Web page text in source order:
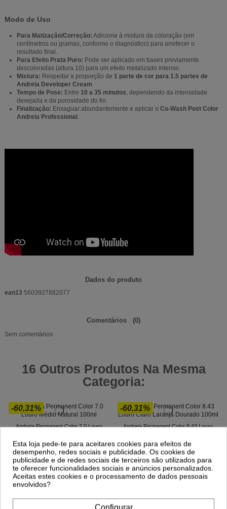
Modo de Uso
Para Matização/Correção: Adicione à mistura da coloração (em
centímetros ou gramas, conforme o diagnóstico) para arrefecer o
resultado final.
Para Efeito Prata Puro: Pode ser aplicado em bases previamente
descoloradas (altura 10) para um efeito metalizado intenso.
Mistura: Respeitar a proporção de 1 parte de cor para 1.5 partes de
Andreia Developer Cream.
Tempo de Pose: Entre 10 a 35 minutos, dependendo da intensidade
desejada e da porosidade do fio.
Finalização: Enxaguar abundantemente e aplicar o Co-Wash Post Color
Andreia Professional .
Dados do produto
ean13 5603927882077
Comentários (0)
Sem comentários
16 Outros Produtos Na Mesma
Categoria:
-60,31%
Andreia Permanent Color 7.0 Louro
3,10 €7,81 €
-60,31%
Andreia Permanent Color 8.43 Louro
3,10 €7,81 €
Esta loja pede-te para aceitares cookies para efeitos de
desempenho, redes sociais e publicidade. Os cookies de
publicidade e de redes sociais de terceiros são utilizados para
te oferecer funcionalidades sociais e anúncios personalizados.
Aceitas estes cookies e o processamento de dados pessoais
envolvidos?